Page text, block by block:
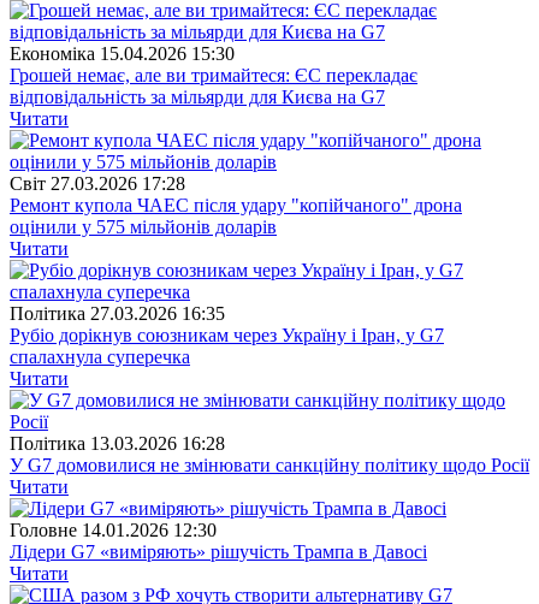
Економіка 15.04.2026 15:30
Грошей немає, але ви тримайтеся: ЄС перекладає
відповідальність за мільярди для Києва на G7
Читати
Свiт 27.03.2026 17:28
Ремонт купола ЧАЕС після удару "копійчаного" дрона
оцінили у 575 мільйонів доларів
Читати
Полiтика 27.03.2026 16:35
Рубіо дорікнув союзникам через Україну і Іран, у G7
спалахнула суперечка
Читати
Полiтика 13.03.2026 16:28
У G7 домовилися не змінювати санкційну політику щодо Росії
Читати
Головне 14.01.2026 12:30
Лідери G7 «виміряють» рішучість Трампа в Давосі
Читати